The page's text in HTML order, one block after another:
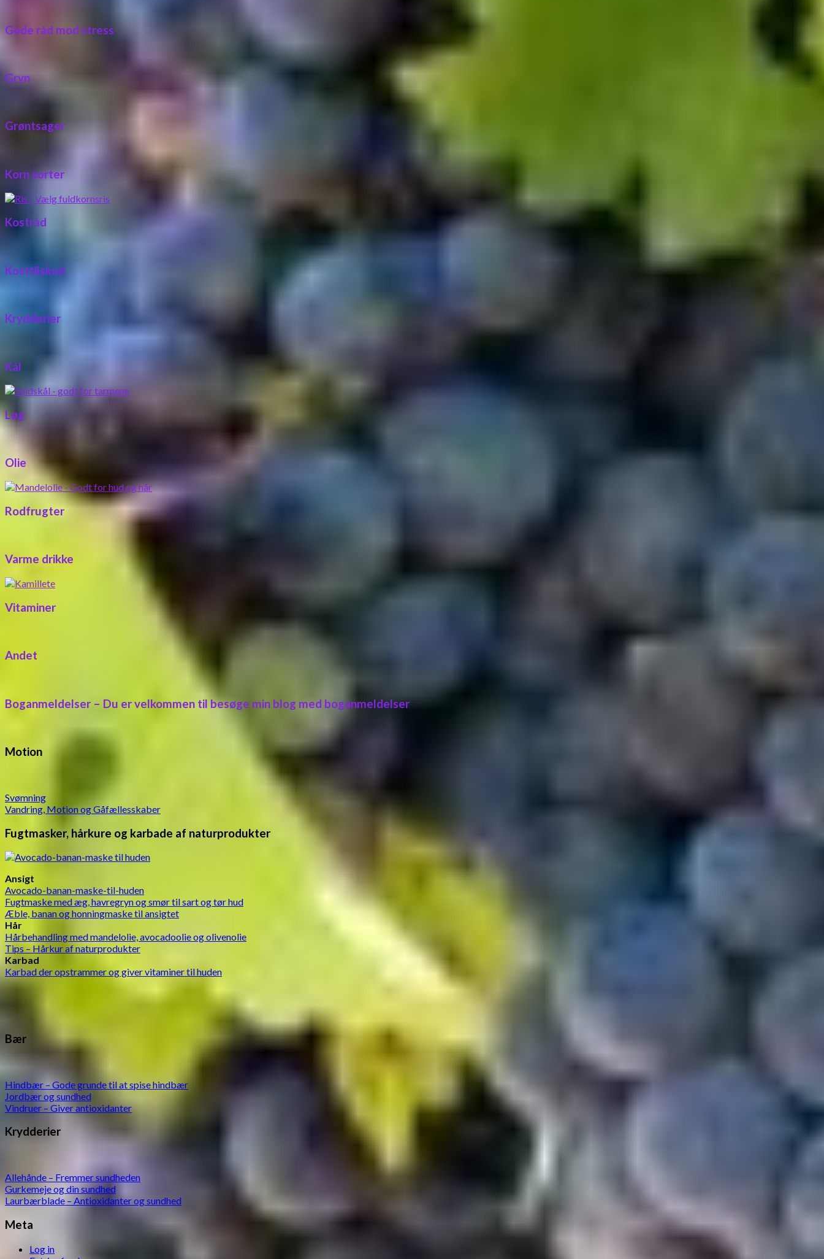
Gode råd mod stress
Gryn
Grøntsager
Korn sorter
Kostråd
Kosttilskud
Krydderier
Kål
Løg
Olie
Rodfrugter
Varme drikke
Vitaminer
Andet
Boganmeldelser – Du er velkommen til besøge min blog med boganmeldelser
Motion
Svømning
Vandring, Motion og Gåfællesskaber
Fugtmasker, hårkure og karbade af naturprodukter
Ansigt
Avocado-banan-maske-til-huden
Fugtmaske med æg, havregryn og smør til sart og tør hud
Æble, banan og honningmaske til ansigtet
Hår
Hårbehandling med mandelolie, avocadoolie og olivenolie
Tips – Hårkur af naturprodukter
Karbad
Karbad der opstrammer og giver vitaminer til huden
Bær
Hindbær – Gode grunde til at spise hindbær
Jordbær og sundhed
Vindruer – Giver antioxidanter
Krydderier
Allehånde – Fremmer sundheden
Gurkemeje og din sundhed
Laurbærblade – Antioxidanter og sundhed
Meta
Log in